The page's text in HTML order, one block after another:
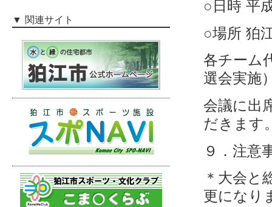
○日時 平
○場所 狛
各チーム
選会実施
会議に出
だきます
９．注意
＊大会と
更になり
関連サイト